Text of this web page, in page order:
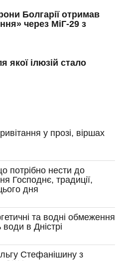
Болгарії отримав
через МіГ-29 з
якої ілюзій стало
у прозі, віршах
потрібно нести до
Господнє, традиції,
дня
та водні обмеження
в Дністрі
Стефанішину з